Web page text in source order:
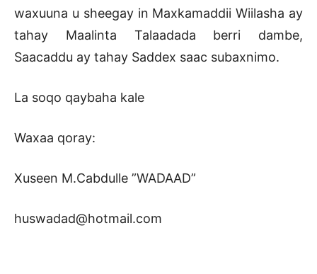
waxuuna u sheegay in Maxkamaddii Wiilasha ay
tahay Maalinta Talaadada berri dambe,
Saacaddu ay tahay Saddex saac subaxnimo.
La soqo qaybaha kale
Waxaa qoray:
Xuseen M.Cabdulle ”WADAAD”
huswadad@hotmail.com